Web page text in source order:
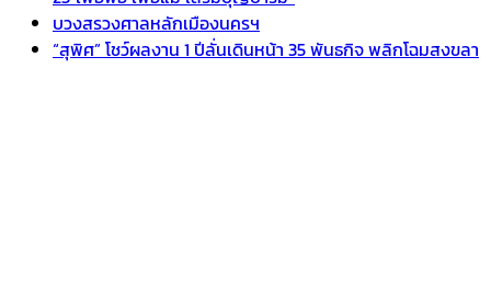
บวงสรวงศาลหลักเมืองนครฯ
“สุพิศ” โชว์ผลงาน 1 ปีลั่นเดินหน้า 35 พันธกิจ พลิกโฉมสงขลา